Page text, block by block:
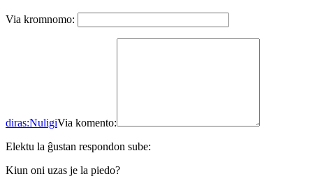
Via kromnomo:
diras:NuligiVia komento:
Elektu la ĝustan respondon sube:
Kiun oni uzas je la piedo?